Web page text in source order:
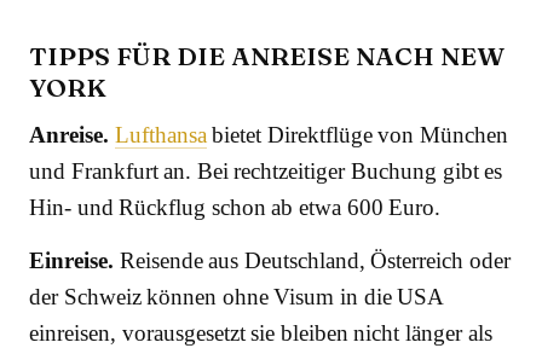
TIPPS FÜR DIE ANREISE NACH NEW
YORK
Anreise. Lufthansa bietet Direktflüge von München
und Frankfurt an. Bei rechtzeitiger Buchung gibt es
Hin- und Rückflug schon ab etwa 600 Euro.
Einreise. Reisende aus Deutschland, Österreich oder
der Schweiz können ohne Visum in die USA
einreisen, vorausgesetzt sie bleiben nicht länger als